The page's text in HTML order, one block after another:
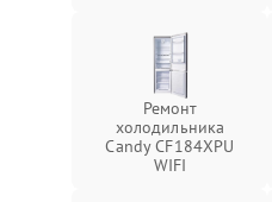
Ремонт
холодильника
Candy CF184XPU
WIFI